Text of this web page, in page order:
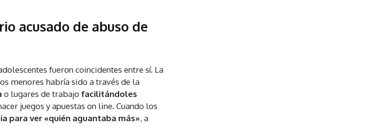
acusado de abuso de
fueron coincidentes entre sí. La
menores habría sido a través de la
o lugares de trabajofacilitándoles
juegos y apuestas on line. Cuando los
para ver «quién aguantaba más», a